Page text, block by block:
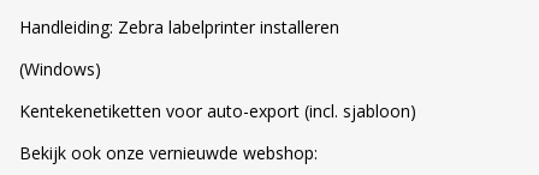
Handleiding: Zebra labelprinter installeren
(Windows)
Kentekenetiketten voor auto-export (incl. sjabloon)
Bekijk ook onze vernieuwde webshop: